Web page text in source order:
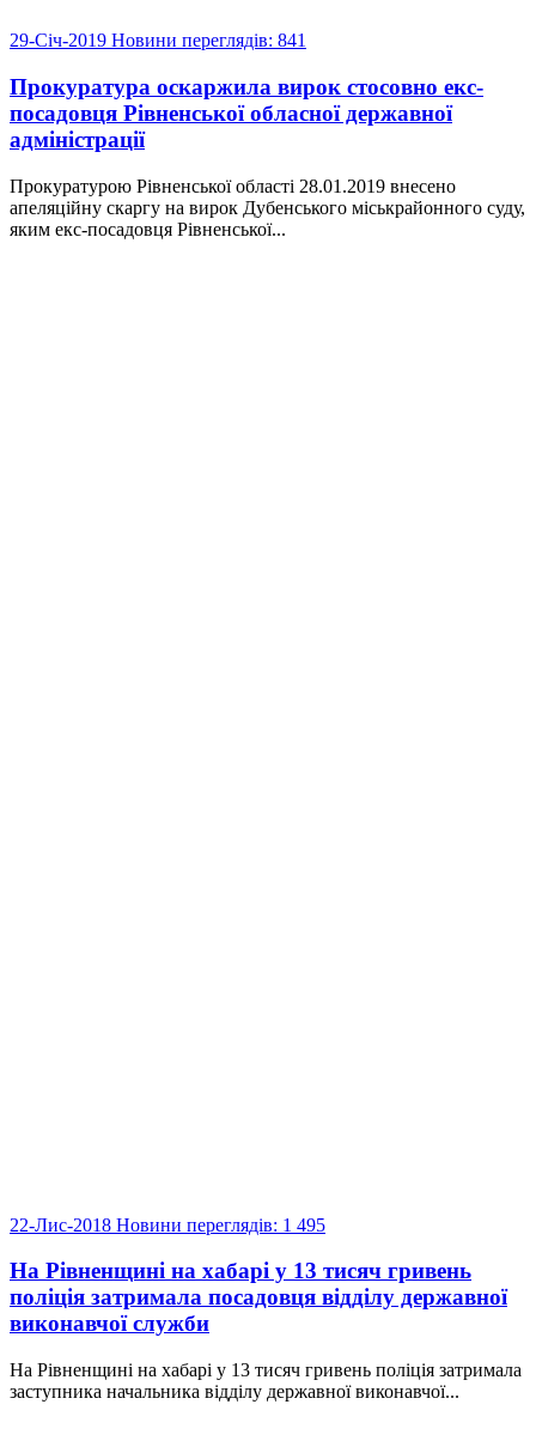
29-Січ-2019 Новини переглядів: 841
Прокуратура оскаржила вирок стосовно екс-
посадовця Рівненської обласної державної
адміністрації
Прокуратурою Рівненської області 28.01.2019 внесено
апеляційну скаргу на вирок Дубенського міськрайонного суду,
яким екс-посадовця Рівненської...
22-Лис-2018 Новини переглядів: 1 495
На Рівненщині на хабарі у 13 тисяч гривень
поліція затримала посадовця відділу державної
виконавчої служби
На Рівненщині на хабарі у 13 тисяч гривень поліція затримала
заступника начальника відділу державної виконавчої...